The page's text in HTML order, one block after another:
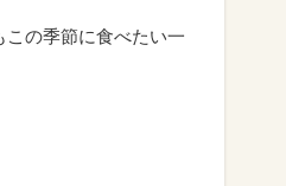
の季節に食べたい一